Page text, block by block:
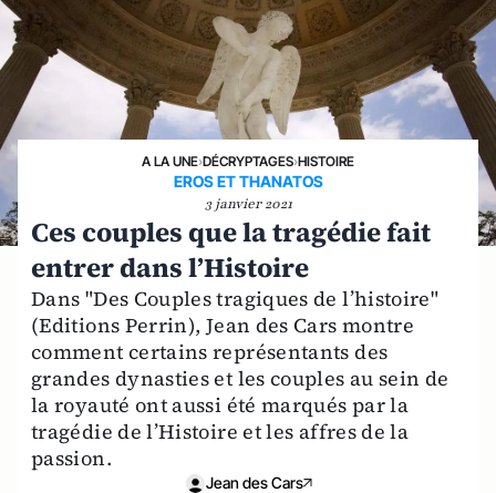
A LA UNE›DÉCRYPTAGES›HISTOIRE
EROS ET THANATOS
3 janvier 2021
Ces couples que la tragédie fait
entrer dans l’Histoire
Dans "Des Couples tragiques de l’histoire"
(Editions Perrin), Jean des Cars montre
comment certains représentants des
grandes dynasties et les couples au sein de
la royauté ont aussi été marqués par la
tragédie de l’Histoire et les affres de la
passion.
Jean des Cars